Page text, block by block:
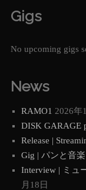
Gigs
No upcoming gigs
News
RAMO1 2026年
DISK GARAGE
Release |
Gig | パンと音
Interview | ミュ
月18日